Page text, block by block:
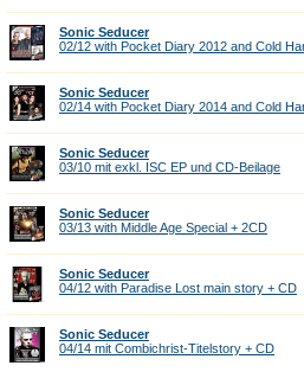
Sonic Seducer
02/12 with Pocket Diary 2012 and Cold
Sonic Seducer
02/14 with Pocket Diary 2014 and Cold
Sonic Seducer
03/10 mit exkl. ISC EP und CD-Beilage
Sonic Seducer
03/13 with Middle Age Special + 2CD
Sonic Seducer
04/12 with Paradise Lost main story + CD
Sonic Seducer
04/14 mit Combichrist-Titelstory + CD